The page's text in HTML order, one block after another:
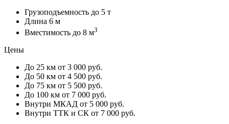
Грузоподъемность до 5 т
Длина 6 м
Вместимость до 8 м3
Цены
До 25 км от 3 000 руб.
До 50 км от 4 500 руб.
До 75 км от 5 500 руб.
До 100 км от 7 000 руб.
Внутри МКАД от 5 000 руб.
Внутри ТТК и СК от 7 000 руб.